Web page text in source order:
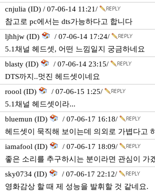
cnjulia (ID) / 07-06-14 11:21/
참고로 pc에서는 dts가능하다고 합니다
ljhhjw (ID)
/ 07-06-14 17:24/
5.1채널 헤드셋, 어떤 느낌일지 궁금하네요
blasty (ID)
/ 07-06-14 23:15/
DTS까지..멋진 헤드셋이네요
roool (ID)
/ 07-06-15 1:25/
5.1채널 헤드셋이라...
bluemun (ID)
/ 07-06-17 16:18/
헤드셋이 묵직해 보이는데 의외로 가볍다고
iamafool (ID)
/ 07-06-17 18:09/
좋은 소리를 추구하시는 분이라면 관심이 가
sky0734 (ID)
/ 07-06-17 22:12/
영화감상 할 때 제 성능을 발휘할 것 같네요.